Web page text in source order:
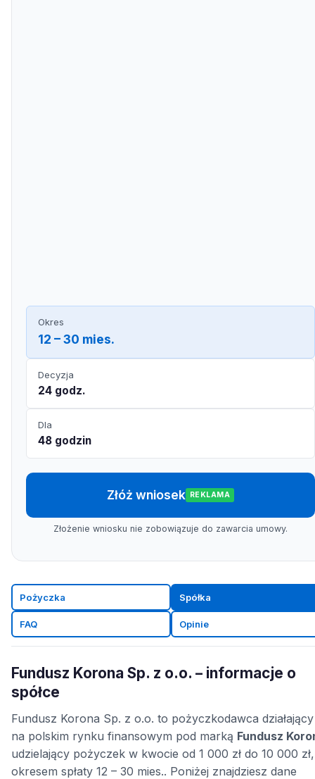
Okres
12 – 30 mies.
Decyzja
24 godz.
Dla
48 godzin
Złóż wniosek REKLAMA
Złożenie wniosku nie zobowiązuje do zawarcia umowy.
Pożyczka Spółka
FAQ Opinie
Fundusz Korona Sp. z o.o. – informacje o
spółce
Fundusz Korona Sp. z o.o. to pożyczkodawca działający
na polskim rynku finansowym pod marką Fundusz
udzielający pożyczek w kwocie od 1 000 zł do 10 000
okresem spłaty 12 – 30 mies.. Poniżej znajdziesz dane